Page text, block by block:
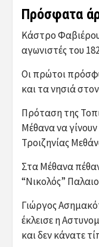
Πρόσφατα
Κάστρο
αγωνιστές του
Οι πρώτοι
και τα νησιά
Πρόταση της
Μέθανα να
Τροιζηνίας
Στα Μέθανα
“Νικολός”
Γιώργος
έκλεισε η
και δεν κάνατε